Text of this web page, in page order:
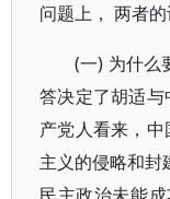
问题上， 两者的
(一) 为什么
答决定了胡适
产党人看来，
主义的侵略和封